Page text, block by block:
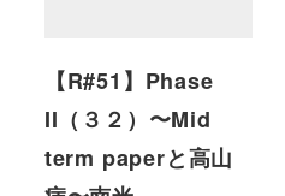
【R#51】Phase
II（３２）〜Mid
term paperと高山